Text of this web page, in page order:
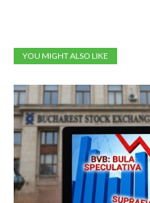
YOU MIGHT ALSO LIKE